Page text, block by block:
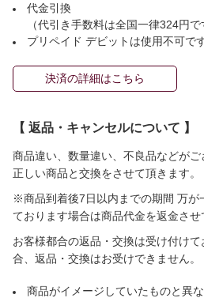
代金引換
（代引き手数料は全国一律324円で
プリペイド デビットは使用不可で
決済の詳細はこちら
【 返品・キャンセルについて 】
商品違い、数量違い、不良品などがご
正しい商品と交換をさせて頂きます。
※商品到着後7日以内までの期間 万が
ております場合は商品代金を返金させ
お客様都合の返品・交換は受け付け
合、返品・交換はお受けできません。
商品がイメージしていたものと異